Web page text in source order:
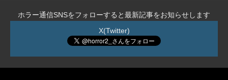
ホラー通信SNSをフォローすると最新記事をお知らせします
X(Twitter)